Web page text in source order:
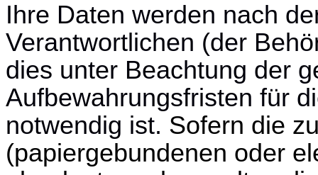
Ihre Daten werden nach
Verantwortlichen (der
dies unter Beachtung der
Aufbewahrungsfristen für
notwendig ist. Sofern die
(papiergebundenen oder